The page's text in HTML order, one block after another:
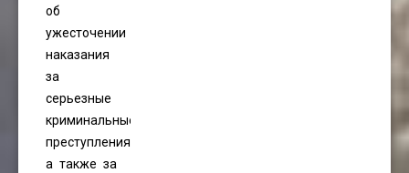
об
ужесточении
наказания
за
серьезные
криминальные
преступления,
а также за